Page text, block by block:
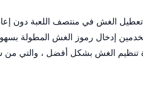
تعطيل الغش في منتصف اللعبة دون
إدخال رموز الغش المطولة
تنظيم الغش بشكل أفضل ، والتي من